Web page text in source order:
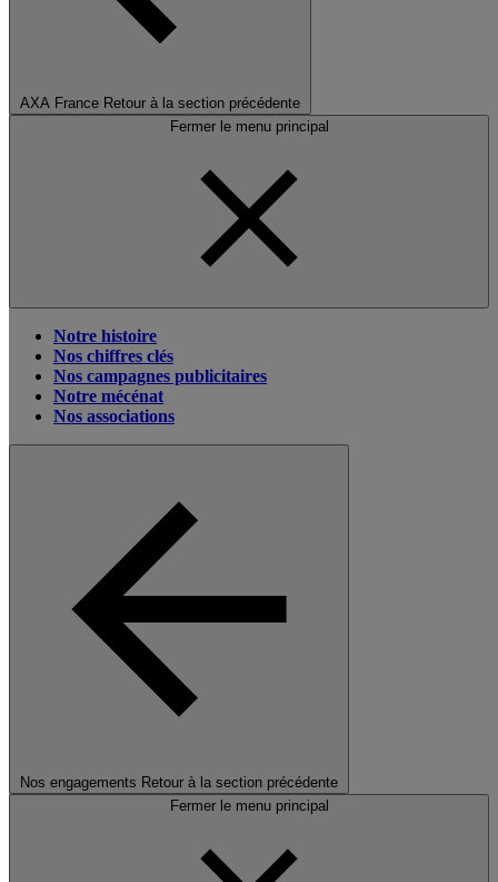
AXA France Retour à la section précédente
Fermer le menu principal
Notre histoire
Nos chiffres clés
Nos campagnes publicitaires
Notre mécénat
Nos associations
Nos engagements Retour à la section précédente
Fermer le menu principal